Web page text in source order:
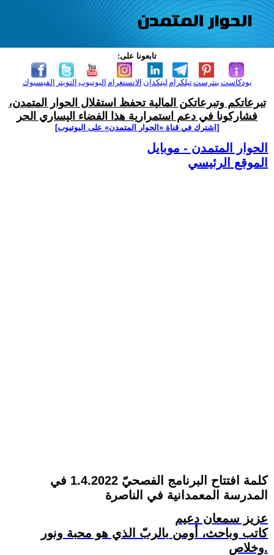
تابعونا على:
الفيسبوك التويتر اليوتيوب الانستغرام لينكدإن تيلكرامبنترست بودكاست
تبرعاتكم وتبرعاتكن المالية تحفظ استقلال الحوار المتمدن،
فشاركونا في دعم استمرارية هذا الفضاء اليساري الحر
[اشترك في قناة ‫«الحوار المتمدن» على اليوتيوب]
الحوار المتمدن - موبايل
الموقع الرئيسي
كلمة افتتاح البرنامج الفصحيّ 1.4.2022 في
المدرسة المعمدانية في الناصرة
عزيز سمعان دعيم
كاتب وباحث، أومن بالربّ الذي هو محبة ونور
وخلاص.